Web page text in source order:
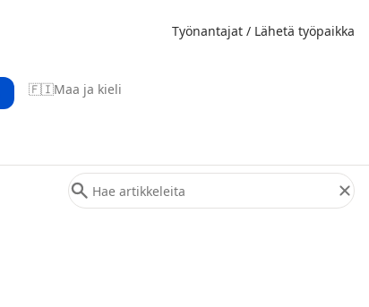
🇫🇮Maa ja kieli
Työnantajat / Lähetä työpaikka